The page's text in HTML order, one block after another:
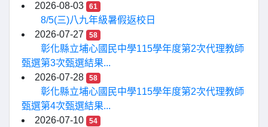
2026-08-03
61
8/5(三)八九年級暑假返校日
2026-07-27
58
彰化縣立埔心國民中學115學年度第2次代理教師
甄選第3次甄選結果...
2026-07-28
58
彰化縣立埔心國民中學115學年度第2次代理教師
甄選第4次甄選結果...
2026-07-10
54